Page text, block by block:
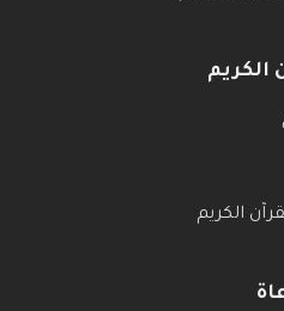
الكريم
الكريم